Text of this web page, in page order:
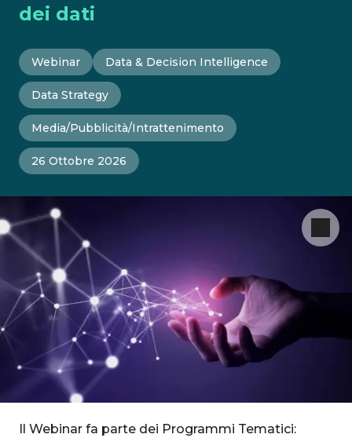
dei dati
Webinar Data & Decision Intelligence
Data Strategy
Media/Pubblicità/Intrattenimento
26 Ottobre 2026
Il Webinar fa parte dei Programmi Tematici: